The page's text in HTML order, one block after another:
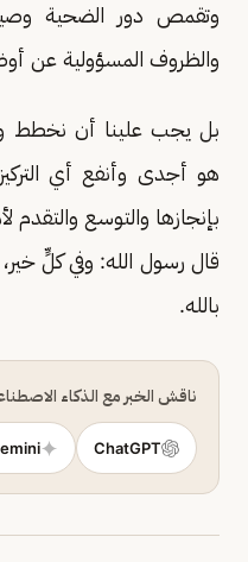
وتقمص دور الضحية
والظروف المسؤولية عن
بل يجب علينا أن نخطط
هو أجدى وأنفع أي
بإنجازها والتوسع
قال رسول الله: وفي كلٍّ
بالله.
ناقش الخبر مع الذكاء
ChatGPT